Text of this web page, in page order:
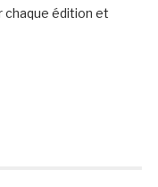
chaque édition et